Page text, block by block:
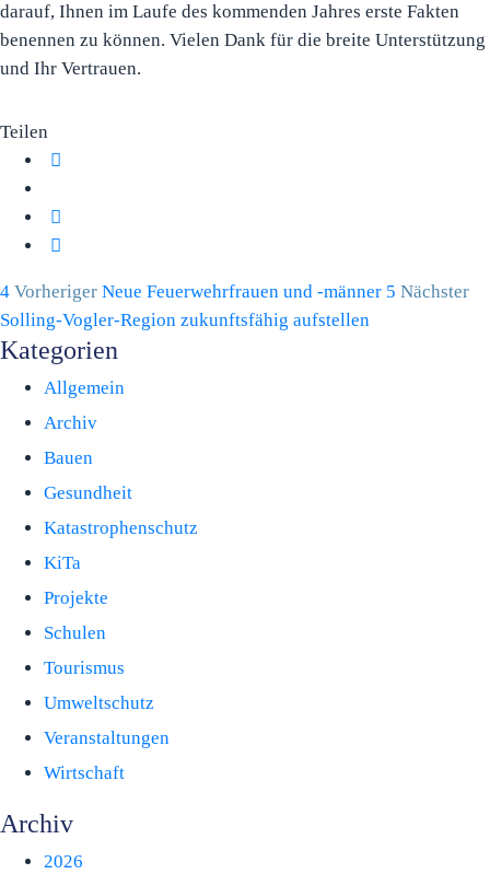
darauf, Ihnen im Laufe des kommenden Jahres erste Fakten
benennen zu können. Vielen Dank für die breite Unterstützung
und Ihr Vertrauen.
Teilen
Vorheriger Neue Feuerwehrfrauen und -männer
Nächster
Solling-Vogler-Region zukunftsfähig aufstellen
Kategorien
Allgemein
Archiv
Bauen
Gesundheit
Katastrophenschutz
KiTa
Projekte
Schulen
Tourismus
Umweltschutz
Veranstaltungen
Wirtschaft
Archiv
2026